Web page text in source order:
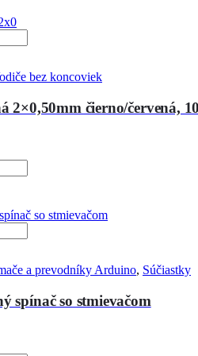
bez koncoviek
2×0,50mm čierno/červená,
a prevodníky Arduino, Súčiastky
spínač so stmievačom